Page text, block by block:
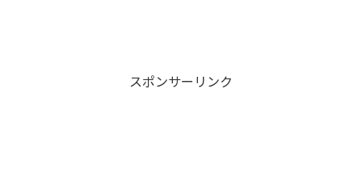
スポンサーリンク